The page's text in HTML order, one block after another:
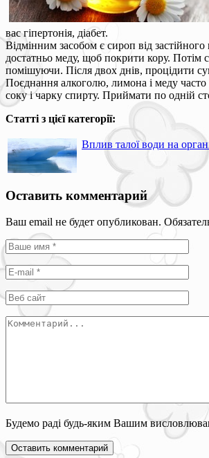
вас гіпертонія, діабет.
Відмінним засобом є сироп від
достатньо меду, щоб покрити кору. Потім
помішуючи. Після двох днів, процідити
Поєднання алкоголю, лимона і меду
соку і чарку спирту. Приймати по одній
Статті з цієї категорії:
Вплив талої води на
Оставить комментарий
Ваш email не будет опубликован.
Будемо раді будь-яким Вашим